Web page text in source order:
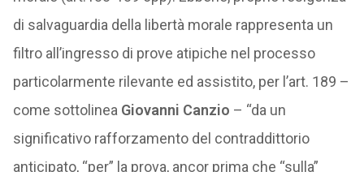
di salvaguardia della libertà morale rappresenta un
filtro all’ingresso di prove atipiche nel processo
particolarmente rilevante ed assistito, per l’art. 189 –
come sottolinea Giovanni Canzio – “da un
significativo rafforzamento del contraddittorio
anticipato, “per” la prova, ancor prima che “sulla”